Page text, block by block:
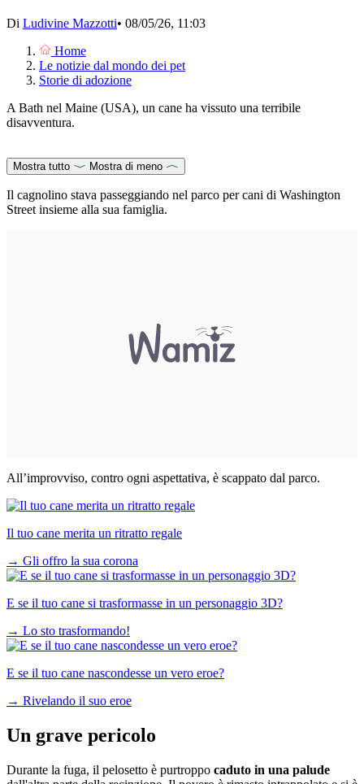
Di Ludivine Mazzotti• 08/05/26, 11:03
Home
Le notizie dal mondo dei pet
Storie di adozione
A Bath nel Maine (USA), un cane ha vissuto una terribile
disavventura.
Mostra tutto Mostra di meno
Il cagnolino stava passeggiando nel parco per cani di Washington
Street insieme alla sua famiglia.
All’improvviso, contro ogni aspettativa, è scappato dal parco.
Il tuo cane merita un ritratto regale
→ Gli offro la sua corona
E se il tuo cane si trasformasse in un personaggio 3D?
→ Lo sto trasformando!
E se il tuo cane nascondesse un vero eroe?
→ Rivelando il suo eroe
Un grave pericolo
Durante la fuga, il pelosetto è purtroppo caduto in una palude